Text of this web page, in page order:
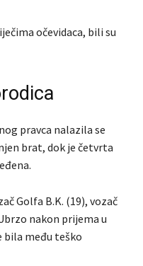
očevidaca, bili su
pravca nalazila se
brat, dok je četvrta
Golfa B.K. (19), vozač
nakon prijema u
bila među teško